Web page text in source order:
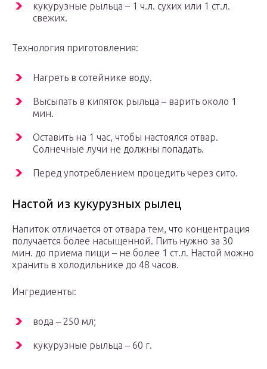
кукурузные рыльца – 1 ч.л. сухих или 1 ст.л.
свежих.
Технология приготовления:
Нагреть в сотейнике воду.
Высыпать в кипяток рыльца – варить около 1
мин.
Оставить на 1 час, чтобы настоялся отвар.
Солнечные лучи не должны попадать.
Перед употреблением процедить через сито.
Настой из кукурузных рылец
Напиток отличается от отвара тем, что концентрация
получается более насыщенной. Пить нужно за 30
мин. до приема пищи – не более 1 ст.л. Настой можно
хранить в холодильнике до 48 часов.
Ингредиенты:
вода – 250 мл;
кукурузные рыльца – 60 г.